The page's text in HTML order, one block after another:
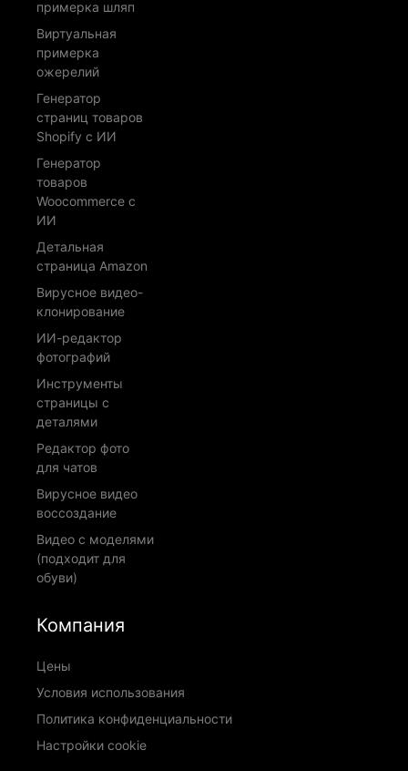
примерка шляп
Виртуальная
примерка
ожерелий
Генератор
страниц товаров
Shopify с ИИ
Генератор
товаров
Woocommerce с
ИИ
Детальная
страница Amazon
Вирусное видео-
клонирование
ИИ-редактор
фотографий
Инструменты
страницы с
деталями
Редактор фото
для чатов
Вирусное видео
воссоздание
Видео с моделями
(подходит для
обуви)
Компания
Цены
Условия использования
Политика конфиденциальности
Настройки cookie